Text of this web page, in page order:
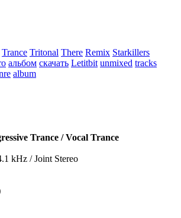
Trance Tritonal There Remix Starkillers
альбом скачать Letitbit unmixed tracks
album
Trance / Vocal Trance
kHz / Joint Stereo